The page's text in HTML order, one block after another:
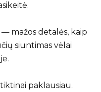
mažos detalės, kaip
siuntimas vėlai
paklausiau.